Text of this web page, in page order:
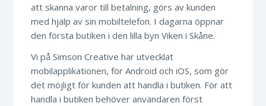
att skanna varor till betalning, görs av kunden
med hjälp av sin mobiltelefon. I dagarna öppnar
den första butiken i den lilla byn Viken i Skåne.
Vi på Simson Creative har utvecklat
mobilapplikationen, för Android och iOS, som gör
det möjligt för kunden att handla i butiken. För att
handla i butiken behöver användaren först